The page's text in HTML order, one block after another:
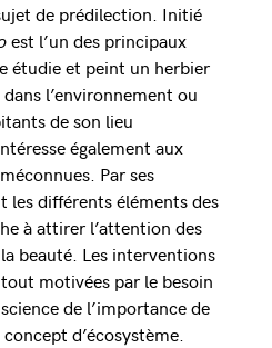
de prédilection. Initié
est l’un des principaux
étudie et peint un herbier
l’environnement ou
de son lieu
également aux
Par ses
les différents éléments des
à attirer l’attention des
beauté. Les interventions
motivées par le besoin
de l’importance de
d’écosystème.